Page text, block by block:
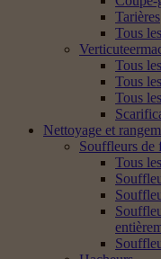
Tarières
Tous
Tous
Tous
Tous
Nettoyage et
Souffleurs de
Tous